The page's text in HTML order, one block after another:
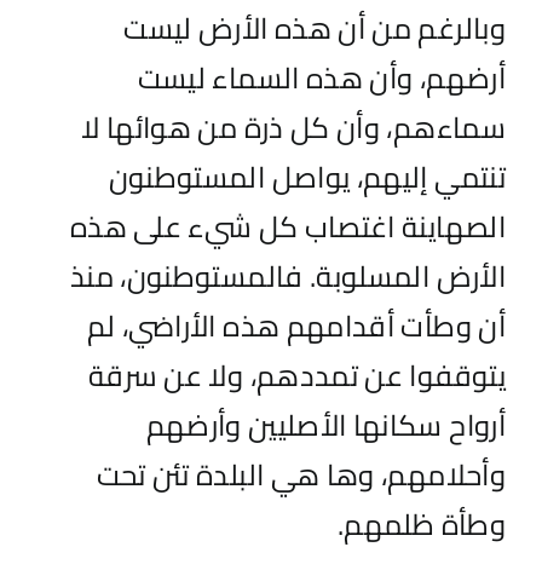
وبالرغممنأن هذه الأرض ليست
أرضهم، وأن هذه السماء ليست
سماءهم،وأن كل ذرة من هوائها لا
تنتمي إليهم، يواصل المستوطنون
الصهاينة اغتصاب كل شيء على هذه
الأرض المسلوبة. فالمستوطنون، منذ
أن وطأت أقدامهم هذه الأراضي، لم
يتوقفوا عن تمددهم، ولا عن سرقة
أرواح سكانها الأصليين وأرضهم
وأحلامهم،وها هي البلدة تئن تحت
وطأة ظلمهم.